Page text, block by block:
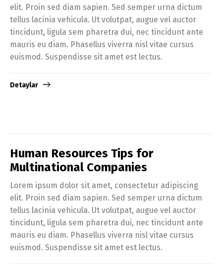
elit. Proin sed diam sapien. Sed semper urna dictum
tellus lacinia vehicula. Ut volutpat, augue vel auctor
tincidunt, ligula sem pharetra dui, nec tincidunt ante
mauris eu diam. Phasellus viverra nisl vitae cursus
euismod. Suspendisse sit amet est lectus.
Detaylar
Human Resources Tips for
Multinational Companies
Lorem ipsum dolor sit amet, consectetur adipiscing
elit. Proin sed diam sapien. Sed semper urna dictum
tellus lacinia vehicula. Ut volutpat, augue vel auctor
tincidunt, ligula sem pharetra dui, nec tincidunt ante
mauris eu diam. Phasellus viverra nisl vitae cursus
euismod. Suspendisse sit amet est lectus.